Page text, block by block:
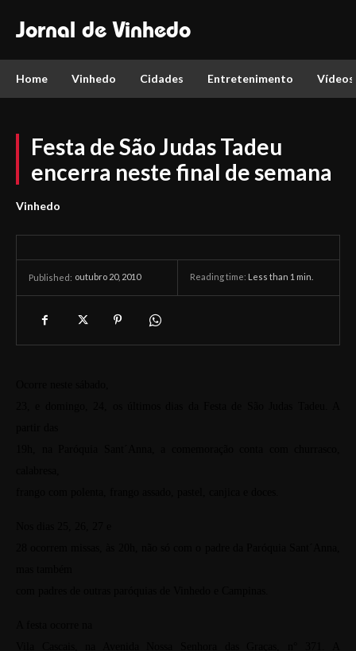
Jornal de Vinhedo
Home Vinhedo Cidades Entretenimento Vídeos
Festa de São Judas Tadeu
encerra neste final de semana
Vinhedo
Published: outubro 20, 2010 Reading time: Less than 1 min.